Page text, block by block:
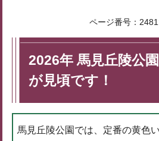
ページ番号：
2026年 馬見丘陵公
が見頃です！
馬見丘陵公園では、定番の黄色